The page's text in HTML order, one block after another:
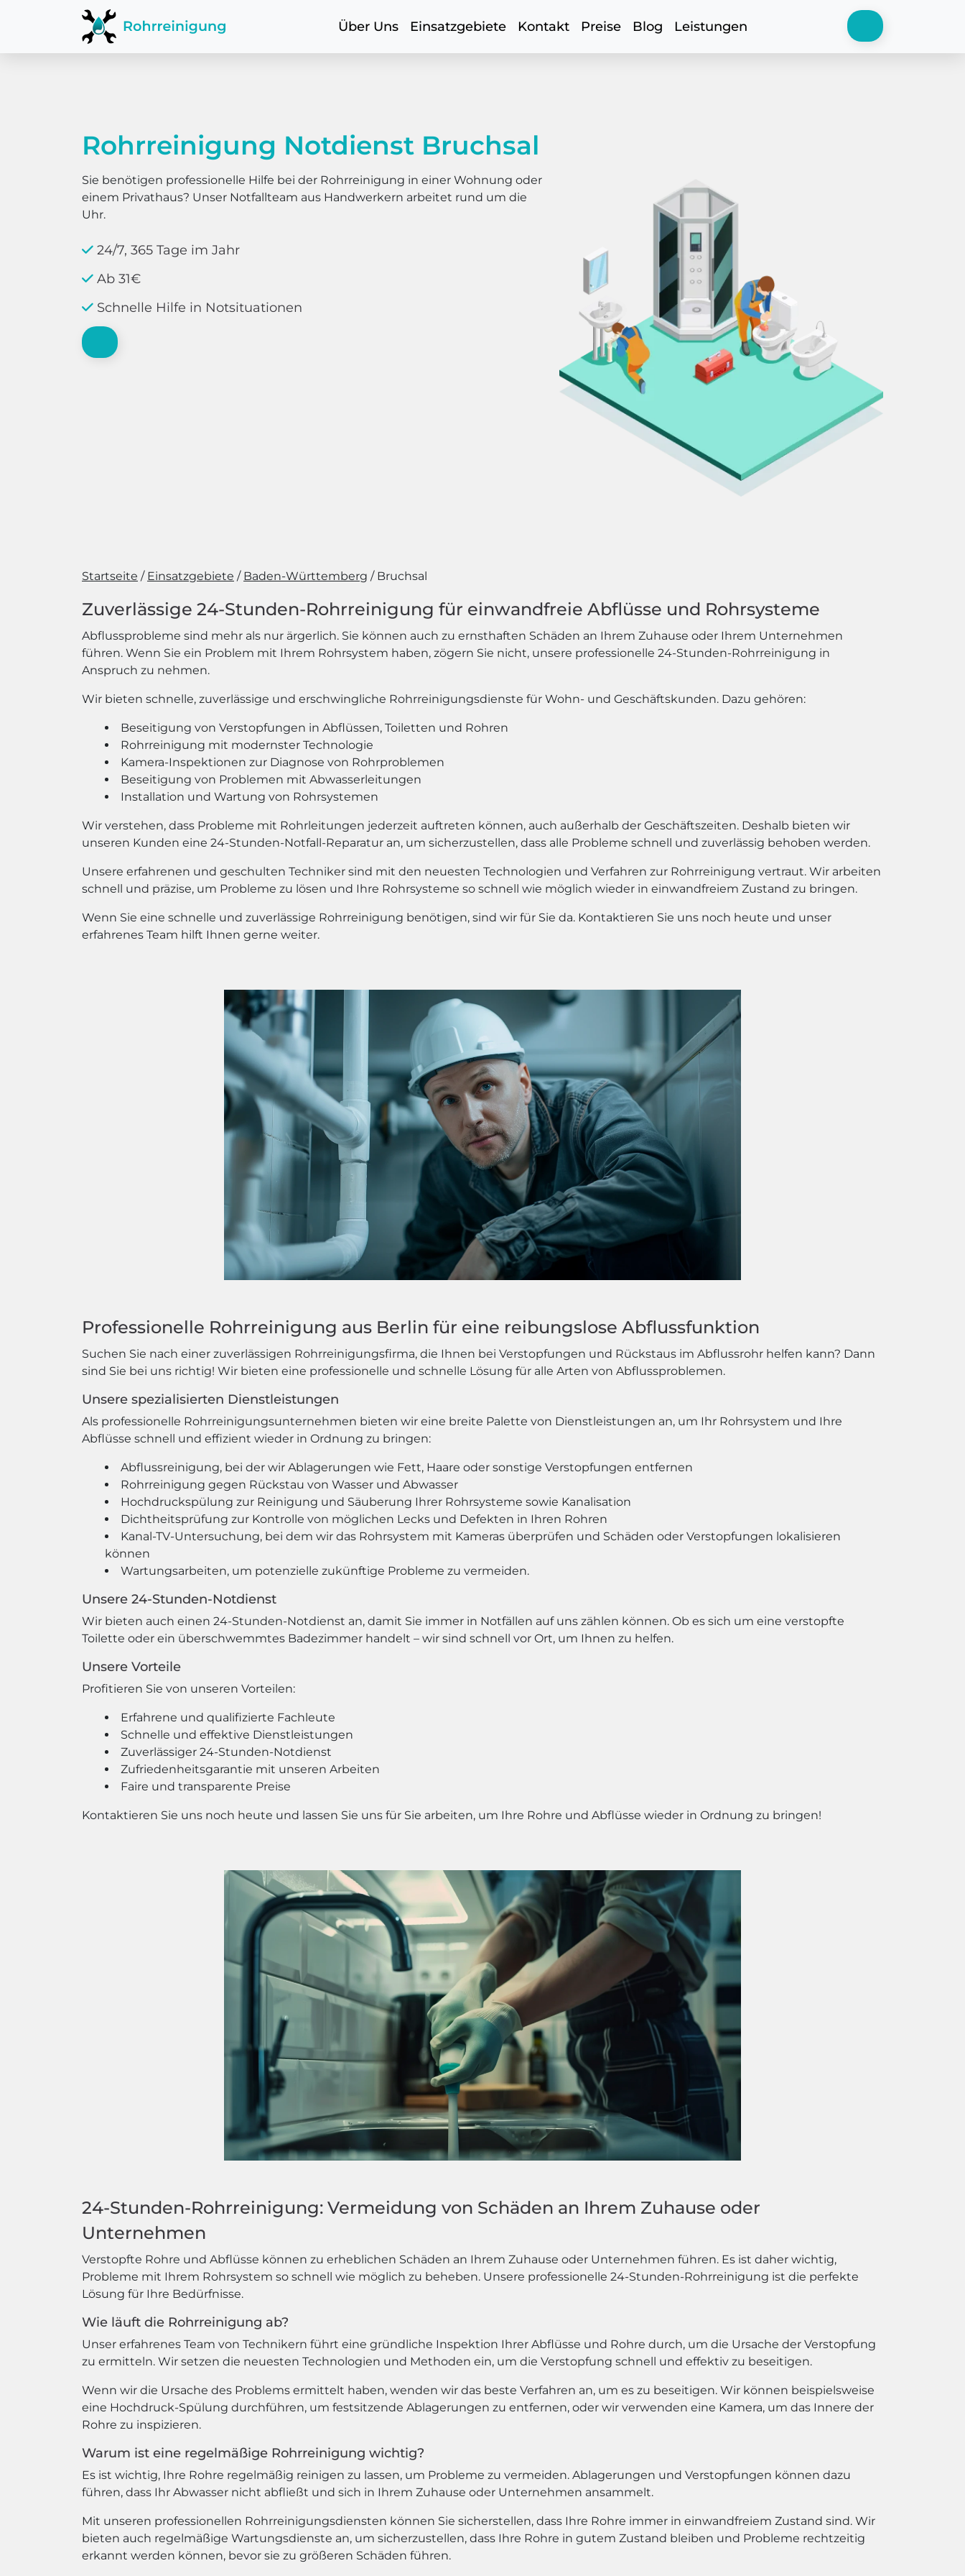
Über Uns Einsatzgebiete Kontakt Preise Blog Leistungen
Rohrreinigung Notdienst Bruchsal
Sie benötigen professionelle Hilfe bei der Rohrreinigung in einer Wohnung oder
einem Privathaus? Unser Notfallteam aus Handwerkern arbeitet rund um die
Uhr.
24/7, 365 Tage im Jahr
Ab 31€
Schnelle Hilfe in Notsituationen
Startseite Einsatzgebiete Baden-Württemberg Bruchsal
Zuverlässige 24-Stunden-Rohrreinigung für einwandfreie Abflüsse und Rohrsysteme
Abflussprobleme sind mehr als nur ärgerlich. Sie können auch zu ernsthaften Schäden an Ihrem Zuhause oder Ihrem Unternehmen
führen. Wenn Sie ein Problem mit Ihrem Rohrsystem haben, zögern Sie nicht, unsere professionelle 24-Stunden-Rohrreinigung in
Anspruch zu nehmen.
Wir bieten schnelle, zuverlässige und erschwingliche Rohrreinigungsdienste für Wohn- und Geschäftskunden. Dazu gehören:
Beseitigung von Verstopfungen in Abflüssen, Toiletten und Rohren
Rohrreinigung mit modernster Technologie
Kamera-Inspektionen zur Diagnose von Rohrproblemen
Beseitigung von Problemen mit Abwasserleitungen
Installation und Wartung von Rohrsystemen
Wir verstehen, dass Probleme mit Rohrleitungen jederzeit auftreten können, auch außerhalb der Geschäftszeiten. Deshalb bieten wir
unseren Kunden eine 24-Stunden-Notfall-Reparatur an, um sicherzustellen, dass alle Probleme schnell und zuverlässig behoben werden.
Unsere erfahrenen und geschulten Techniker sind mit den neuesten Technologien und Verfahren zur Rohrreinigung vertraut. Wir arbeiten
schnell und präzise, um Probleme zu lösen und Ihre Rohrsysteme so schnell wie möglich wieder in einwandfreiem Zustand zu bringen.
Wenn Sie eine schnelle und zuverlässige Rohrreinigung benötigen, sind wir für Sie da. Kontaktieren Sie uns noch heute und unser
erfahrenes Team hilft Ihnen gerne weiter.
Professionelle Rohrreinigung aus Berlin für eine reibungslose Abflussfunktion
Suchen Sie nach einer zuverlässigen Rohrreinigungsfirma, die Ihnen bei Verstopfungen und Rückstaus im Abflussrohr helfen kann? Dann
sind Sie bei uns richtig! Wir bieten eine professionelle und schnelle Lösung für alle Arten von Abflussproblemen.
Unsere spezialisierten Dienstleistungen
Als professionelle Rohrreinigungsunternehmen bieten wir eine breite Palette von Dienstleistungen an, um Ihr Rohrsystem und Ihre
Abflüsse schnell und effizient wieder in Ordnung zu bringen:
Abflussreinigung, bei der wir Ablagerungen wie Fett, Haare oder sonstige Verstopfungen entfernen
Rohrreinigung gegen Rückstau von Wasser und Abwasser
Hochdruckspülung zur Reinigung und Säuberung Ihrer Rohrsysteme sowie Kanalisation
Dichtheitsprüfung zur Kontrolle von möglichen Lecks und Defekten in Ihren Rohren
Kanal-TV-Untersuchung, bei dem wir das Rohrsystem mit Kameras überprüfen und Schäden oder Verstopfungen lokalisieren
können
Wartungsarbeiten, um potenzielle zukünftige Probleme zu vermeiden.
Unsere 24-Stunden-Notdienst
Wir bieten auch einen 24-Stunden-Notdienst an, damit Sie immer in Notfällen auf uns zählen können. Ob es sich um eine verstopfte
Toilette oder ein überschwemmtes Badezimmer handelt – wir sind schnell vor Ort, um Ihnen zu helfen.
Unsere Vorteile
Profitieren Sie von unseren Vorteilen:
Erfahrene und qualifizierte Fachleute
Schnelle und effektive Dienstleistungen
Zuverlässiger 24-Stunden-Notdienst
Zufriedenheitsgarantie mit unseren Arbeiten
Faire und transparente Preise
Kontaktieren Sie uns noch heute und lassen Sie uns für Sie arbeiten, um Ihre Rohre und Abflüsse wieder in Ordnung zu bringen!
24-Stunden-Rohrreinigung: Vermeidung von Schäden an Ihrem Zuhause oder
Unternehmen
Verstopfte Rohre und Abflüsse können zu erheblichen Schäden an Ihrem Zuhause oder Unternehmen führen. Es ist daher wichtig,
Probleme mit Ihrem Rohrsystem so schnell wie möglich zu beheben. Unsere professionelle 24-Stunden-Rohrreinigung ist die perfekte
Lösung für Ihre Bedürfnisse.
Wie läuft die Rohrreinigung ab?
Unser erfahrenes Team von Technikern führt eine gründliche Inspektion Ihrer Abflüsse und Rohre durch, um die Ursache der Verstopfung
zu ermitteln. Wir setzen die neuesten Technologien und Methoden ein, um die Verstopfung schnell und effektiv zu beseitigen.
Wenn wir die Ursache des Problems ermittelt haben, wenden wir das beste Verfahren an, um es zu beseitigen. Wir können beispielsweise
eine Hochdruck-Spülung durchführen, um festsitzende Ablagerungen zu entfernen, oder wir verwenden eine Kamera, um das Innere der
Rohre zu inspizieren.
Warum ist eine regelmäßige Rohrreinigung wichtig?
Es ist wichtig, Ihre Rohre regelmäßig reinigen zu lassen, um Probleme zu vermeiden. Ablagerungen und Verstopfungen können dazu
führen, dass Ihr Abwasser nicht abfließt und sich in Ihrem Zuhause oder Unternehmen ansammelt.
Mit unseren professionellen Rohrreinigungsdiensten können Sie sicherstellen, dass Ihre Rohre immer in einwandfreiem Zustand sind. Wir
bieten auch regelmäßige Wartungsdienste an, um sicherzustellen, dass Ihre Rohre in gutem Zustand bleiben und Probleme rechtzeitig
erkannt werden können, bevor sie zu größeren Schäden führen.